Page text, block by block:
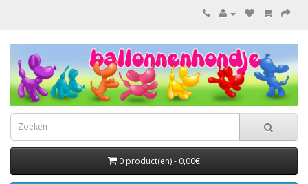
0 product(en) - 0,00€